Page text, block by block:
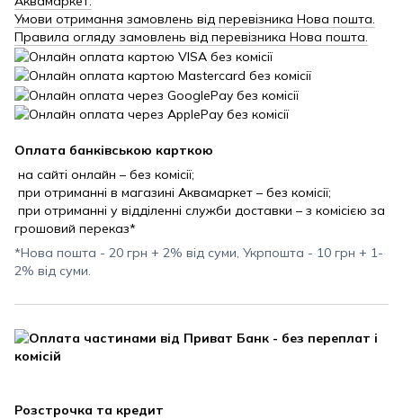
Умови отримання замовлень від перевізника Нова пошта.
Правила огляду замовлень від перевізника Нова пошта.
Оплата банківською карткою
на сайті онлайн – без комісії;
при отриманні в магазині Аквамаркет – без комісії;
при отриманні у відділенні служби доставки – з комісією за
грошовий переказ*
*Нова пошта - 20 грн + 2% від суми, Укрпошта - 10 грн + 1-
2% від суми.
Розстрочка та кредит